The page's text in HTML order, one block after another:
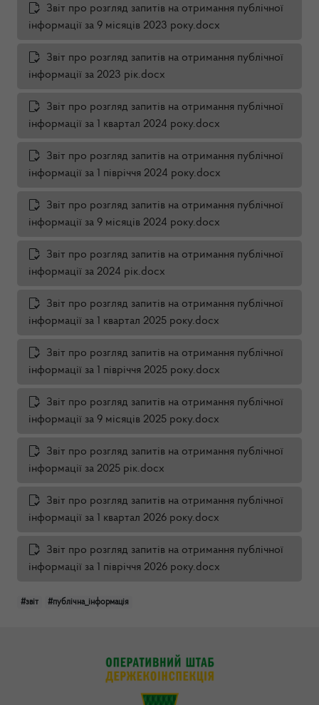
Звіт про розгляд запитів на отримання публічної
інформації за 9 місяців 2023 року.docx
Звіт про розгляд запитів на отримання публічної
інформації за 2023 рік.docx
Звіт про розгляд запитів на отримання публічної
інформації за 1 квартал 2024 року.docx
Звіт про розгляд запитів на отримання публічної
інформації за 1 півріччя 2024 року.docx
Звіт про розгляд запитів на отримання публічної
інформації за 9 місяців 2024 року.docx
Звіт про розгляд запитів на отримання публічної
інформації за 2024 рік.docx
Звіт про розгляд запитів на отримання публічної
інформації за 1 квартал 2025 року.docx
Звіт про розгляд запитів на отримання публічної
інформації за 1 півріччя 2025 року.docx
Звіт про розгляд запитів на отримання публічної
інформації за 9 місяців 2025 року.docx
Звіт про розгляд запитів на отримання публічної
інформації за 2025 рік.docx
Звіт про розгляд запитів на отримання публічної
інформації за 1 квартал 2026 року.docx
Звіт про розгляд запитів на отримання публічної
інформації за 1 півріччя 2026 року.docx
#звіт #публічна_інформація